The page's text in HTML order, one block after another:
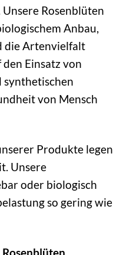
Rosenblüten
Anbau,
die Artenvielfalt
Einsatz von
synthetischen
von Mensch
Produkte legen
Unsere
oder biologisch
so gering wie